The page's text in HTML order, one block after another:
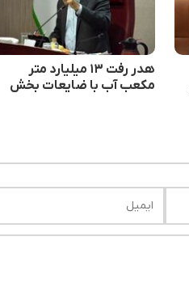
هدر رفت ۱۳ میلیارد متر
مکعب آب با ضایعات بخش